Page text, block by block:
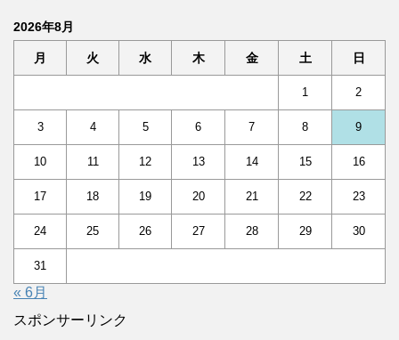
2026年8月
月 火 水 木 金 土 日
1 2
3 4 5 6 7 8 9
10 11 12 13 14 15 16
17 18 19 20 21 22 23
24 25 26 27 28 29 30
31
« 6月
スポンサーリンク